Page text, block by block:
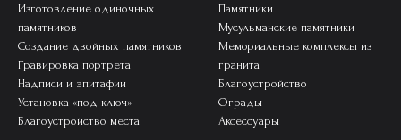
Изготовление одиночных
памятников
Создание двойных памятников
Гравировка портрета
Надписи и эпитафии
Установка «под ключ»
Благоустройство места
Памятники
Мусульманские памятники
Мемориальные комплексы из
гранита
Благоустройство
Ограды
Аксессуары